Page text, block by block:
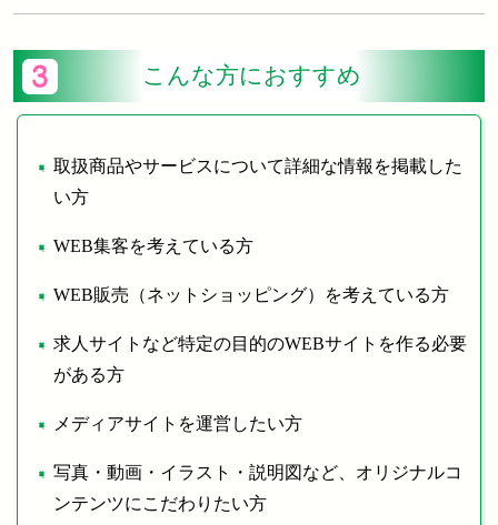
こんな方におすすめ
取扱商品やサービスについて詳細な情報を掲載した
い方
WEB集客を考えている方
WEB販売（ネットショッピング）を考えている方
求人サイトなど特定の目的のWEBサイトを作る必要
がある方
メディアサイトを運営したい方
写真・動画・イラスト・説明図など、オリジナルコ
ンテンツにこだわりたい方